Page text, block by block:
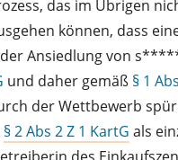
das im Übrigen
können, dass
Ansiedlung von
und daher gemäß § 1
der Wettbewerb
§ 2 Abs 2 Z 1 KartG als
des